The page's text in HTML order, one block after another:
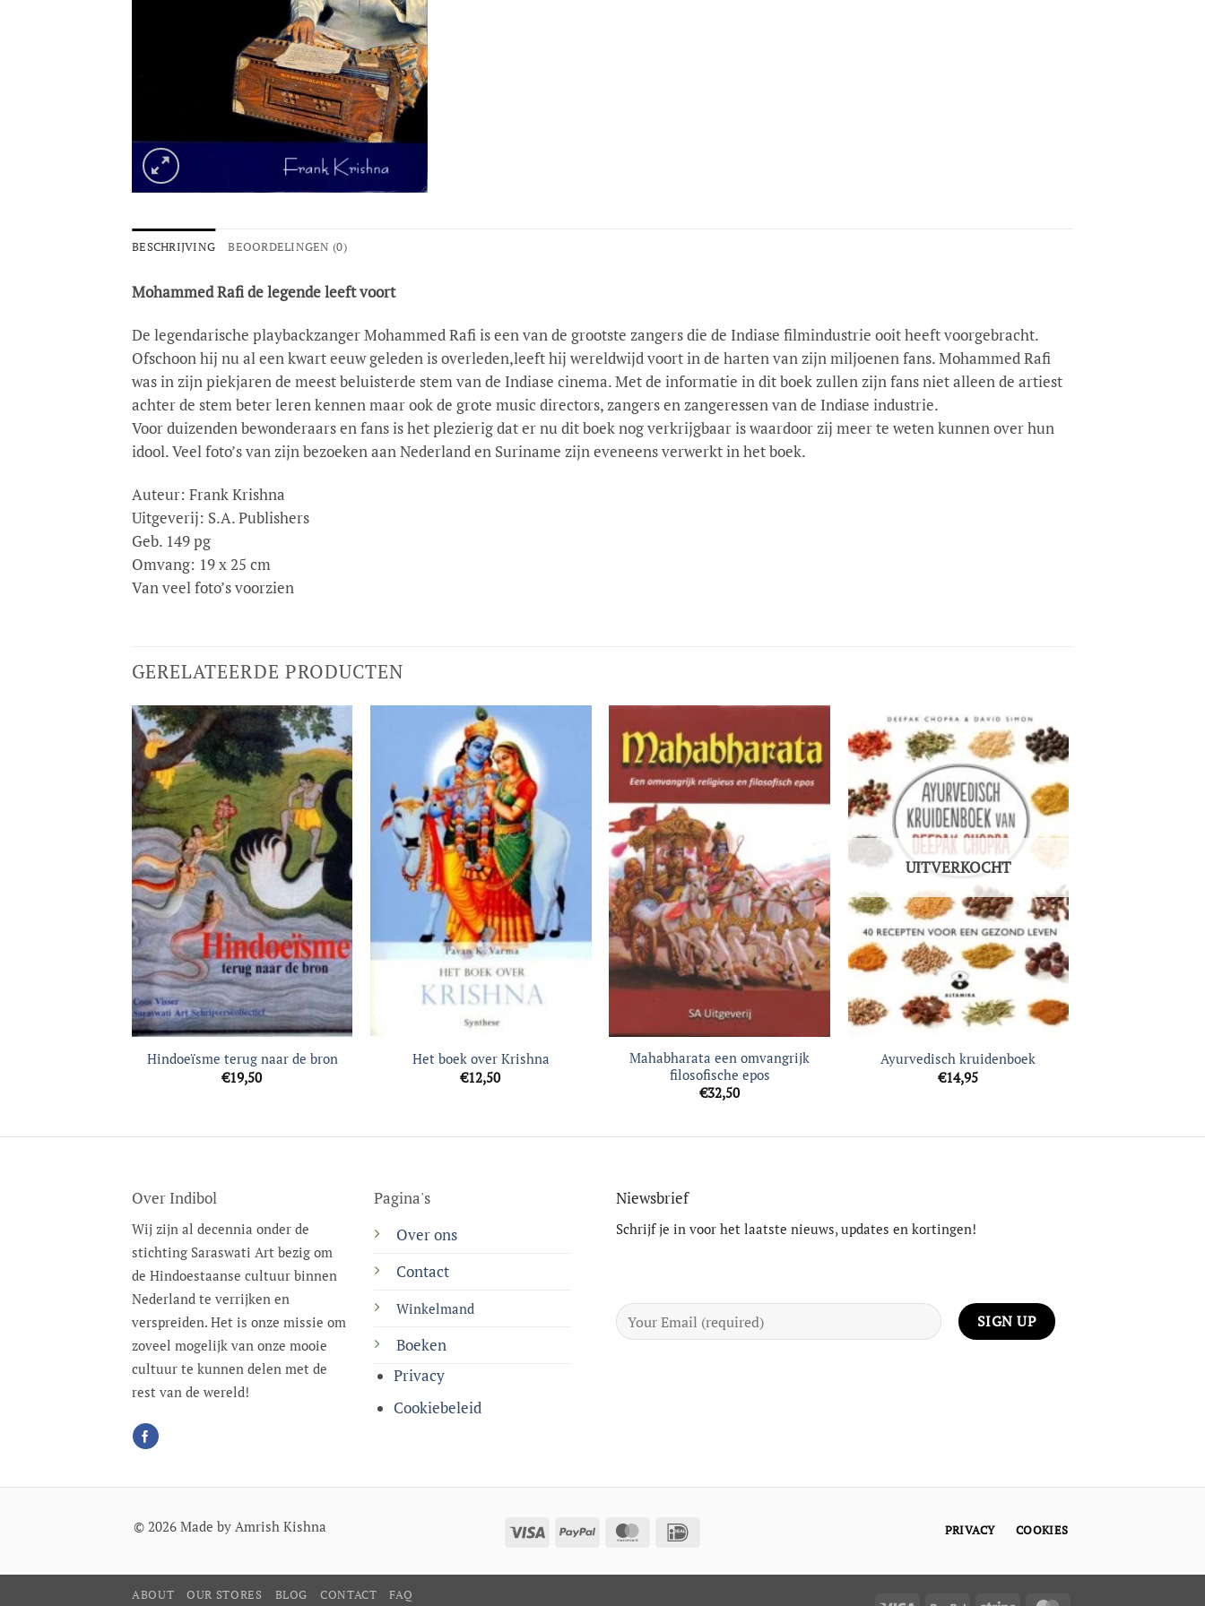
BESCHRIJVING BEOORDELINGEN (0)
Mohammed Rafi de legende leeft voort
De legendarische playbackzanger Mohammed Rafi is een van de grootste zangers die de Indiase filmindustrie ooit heeft voorgebracht.
Ofschoon hij nu al een kwart eeuw geleden is overleden,leeft hij wereldwijd voort in de harten van zijn miljoenen fans. Mohammed Rafi
was in zijn piekjaren de meest beluisterde stem van de Indiase cinema. Met de informatie in dit boek zullen zijn fans niet alleen de artiest
achter de stem beter leren kennen maar ook de grote music directors, zangers en zangeressen van de Indiase industrie.
Voor duizenden bewonderaars en fans is het plezierig dat er nu dit boek nog verkrijgbaar is waardoor zij meer te weten kunnen over hun
idool. Veel foto’s van zijn bezoeken aan Nederland en Suriname zijn eveneens verwerkt in het boek.
Auteur: Frank Krishna
Uitgeverij: S.A. Publishers
Geb. 149 pg
Omvang: 19 x 25 cm
Van veel foto’s voorzien
GERELATEERDE PRODUCTEN
Toevoegen
aan
verlanglijst
Hindoeïsme terug naar de bron
€19,50
Toevoegen
verlanglijst
Het boek over Krishna
€12,50
Toevoegen
aan
verlanglijst
Mahabharata een omvangrijk
filosofische epos
€32,50
Toevoegen
verlanglijst
UITVERKOCHT
Ayurvedisch kruidenboek
€14,95
Over Indibol
Wij zijn al decennia onder de
stichting Saraswati Art bezig om
de Hindoestaanse cultuur binnen
Nederland te verrijken en
verspreiden. Het is onze missie om
zoveel mogelijk van onze mooie
cultuur te kunnen delen met de
rest van de wereld!
Pagina's
Over ons
Contact
Winkelmand
Boeken
Privacy
Cookiebeleid
Niewsbrief
Schrijf je in voor het laatste nieuws, updates en kortingen!
© 2026 Made by Amrish Kishna Visa PayPal MasterCard PRIVACY COOKIES
ABOUT OUR STORES BLOG CONTACT FAQ